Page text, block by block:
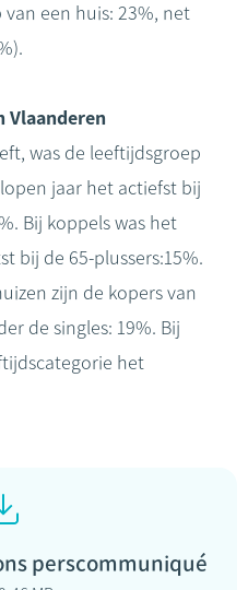
een huis: 23%, net
Vlaanderen
was de leeftijdsgroep
jaar het actiefst bij
Bij koppels was het
bij de 65-plussers:15%.
zijn de kopers van
de singles: 19%. Bij
het
perscommuniqué